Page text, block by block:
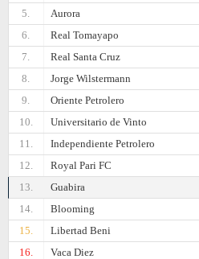
5.
Aurora
6.
Real Tomayapo
7.
Real Santa Cruz
8.
Jorge Wilstermann
9.
Oriente Petrolero
10.
Universitario de Vinto
11.
Independiente Petrolero
12.
Royal Pari FC
13.
Guabirа
14.
Blooming
15.
Libertad Beni
16.
Vaca Diez